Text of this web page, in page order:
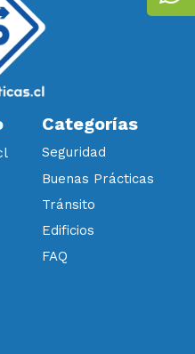
Categorías
Seguridad
Buenas Prácticas
Tránsito
Edificios
FAQ